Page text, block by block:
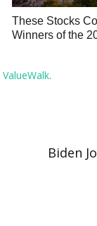
These Stocks
Winners of the
ValueWalk.
Biden